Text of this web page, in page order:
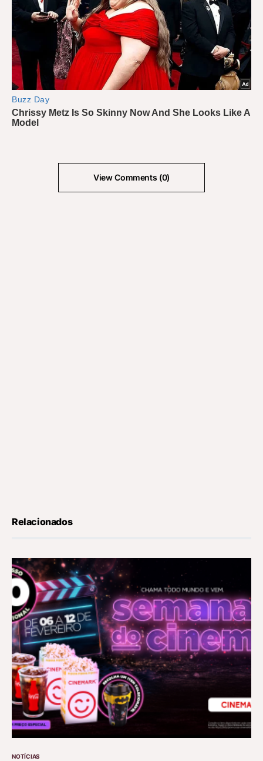
View Comments (0)
Relacionados
NOTÍCIAS